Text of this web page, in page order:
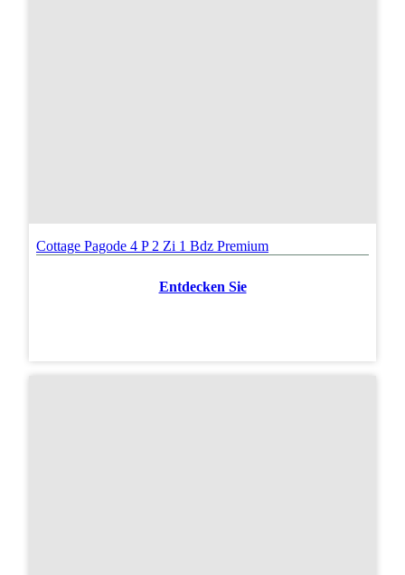
Cottage Pagode 4 P 2 Zi 1 Bdz Premium
Entdecken Sie